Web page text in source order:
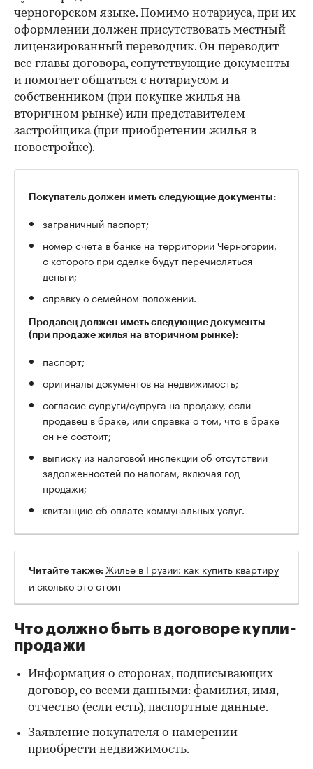
черногорском языке. Помимо нотариуса, при их
оформлении должен присутствовать местный
лицензированный переводчик. Он переводит
все главы договора, сопутствующие документы
и помогает общаться с нотариусом и
собственником (при покупке жилья на
вторичном рынке) или представителем
застройщика (при приобретении жилья в
новостройке).
Покупатель должен иметь следующие документы:
заграничный паспорт;
номер счета в банке на территории Черногории,
с которого при сделке будут перечисляться
деньги;
справку о семейном положении.
Продавец должен иметь следующие документы
(при продаже жилья на вторичном рынке):
паспорт;
оригиналы документов на недвижимость;
согласие супруги/супруга на продажу, если
продавец в браке, или справка о том, что в браке
он не состоит;
выписку из налоговой инспекции об отсутствии
задолженностей по налогам, включая год
продажи;
квитанцию об оплате коммунальных услуг.
Читайте также: Жилье в Грузии: как купить квартиру
и сколько это стоит
Что должно быть в договоре купли-
продажи
Информация о сторонах, подписывающих
договор, со всеми данными: фамилия, имя,
отчество (если есть), паспортные данные.
Заявление покупателя о намерении
приобрести недвижимость.